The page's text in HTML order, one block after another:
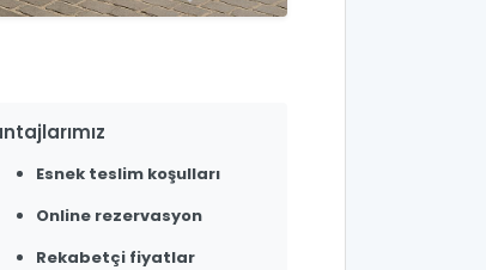
Esnek teslim koşulları
Online rezervasyon
Rekabetçi fiyatlar